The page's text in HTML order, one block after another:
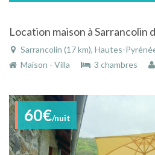
Sarrancolin (17 km), Hautes-
Maison - Villa
3 chambres
60€/nuit